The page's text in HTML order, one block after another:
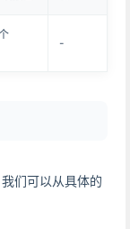
-
们可以从具体的